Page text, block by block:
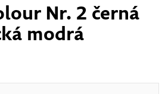
Nr. 2 černá
modrá